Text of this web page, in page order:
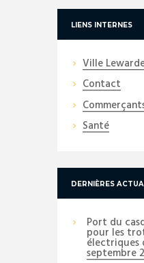
LIENS INTERNES
Ville
Contact
Santé
DERNIÈRES
Port du
pour les
électriques
septembre